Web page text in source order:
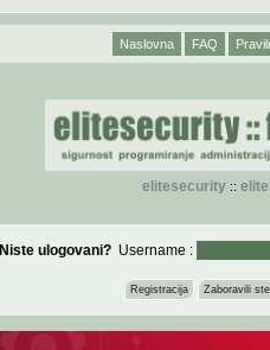
Naslovna FAQ
elitesecurity::
Niste ulogovani?Username :
Registracija Zaboravili